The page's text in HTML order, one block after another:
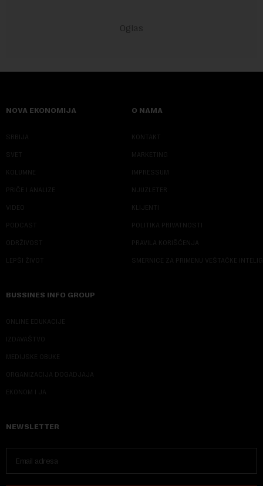
NOVA EKONOMIJA
SRBIJA
SVET
KOLUMNE
PRIČE I ANALIZE
VIDEO
PODCAST
ODRŽIVOST
LEPŠI ŽIVOT
O NAMA
KONTAKT
MARKETING
IMPRESSUM
NJUZLETER
KLIJENTI
POLITIKA PRIVATNOSTI
PRAVILA KORIŠĆENJA
SMERNICE ZA PRIMENU VEŠTAČKE
BUSSINES INFO GROUP
ONLINE EDUKACIJE
IZDAVAŠTVO
MEDIJSKE OBUKE
ORGANIZACIJA DOGADJAJA
EKONOM I JA
NEWSLETTER